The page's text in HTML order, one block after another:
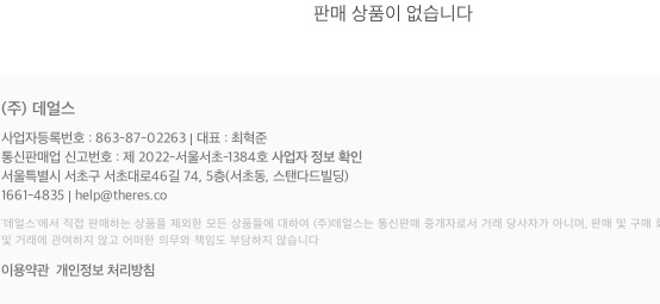
판매 상품이 없습니다
(주) 데얼스
사업자등록번호 : 863-87-02263 대표 : 최혁준
통신판매업 신고번호 : 제 2022-서울서초-1384호 사업자 정보 확인
서울특별시 서초구 서초대로46길 74, 5층(서초동, 스탠다드빌딩)
1661-4835 help@theres.co
‘데얼스'에서 직접 판매하는 상품을 제외한 모든 상품들에 대하여 (주)데얼스는 통신판매 중개자로서 거래 당사자가 아니며, 판매 및 구매
및 거래에 관여하지 않고 어떠한 의무와 책임도 부담하지 않습니다
이용약관 개인정보 처리방침